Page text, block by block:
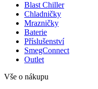
Blast Chiller
Chladničky
Mrazničky
Baterie
Příslušenství
SmegConnect
Outlet
Vše o nákupu